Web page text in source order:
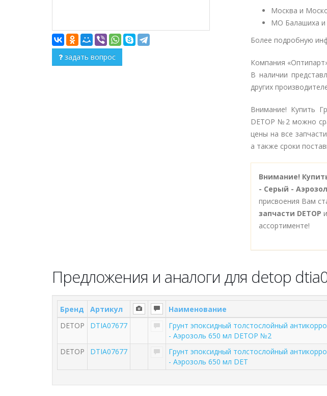
задать вопрос
Москва и
МО Балашиха
Более подробную
Компания
В наличии
других
Внимание! Купить
DETOP №2 можно
цены на все
а также сроки
Внимание!
- Серый -
присвоения Вам
запчасти DETOP
ассортименте!
Предложения и аналоги для detop
Бренд Артикул Наименование
DETOP
DTIA07677
Грунт эпоксидный толстослойный
- Аэрозоль 650 мл DETOP №2
DETOP DTIA07677
Грунт эпоксидный толстослойный
- Аэрозоль 650 мл DET